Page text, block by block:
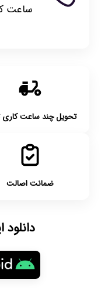
تحویل چند ساعت کاری
ضمانت اصالت